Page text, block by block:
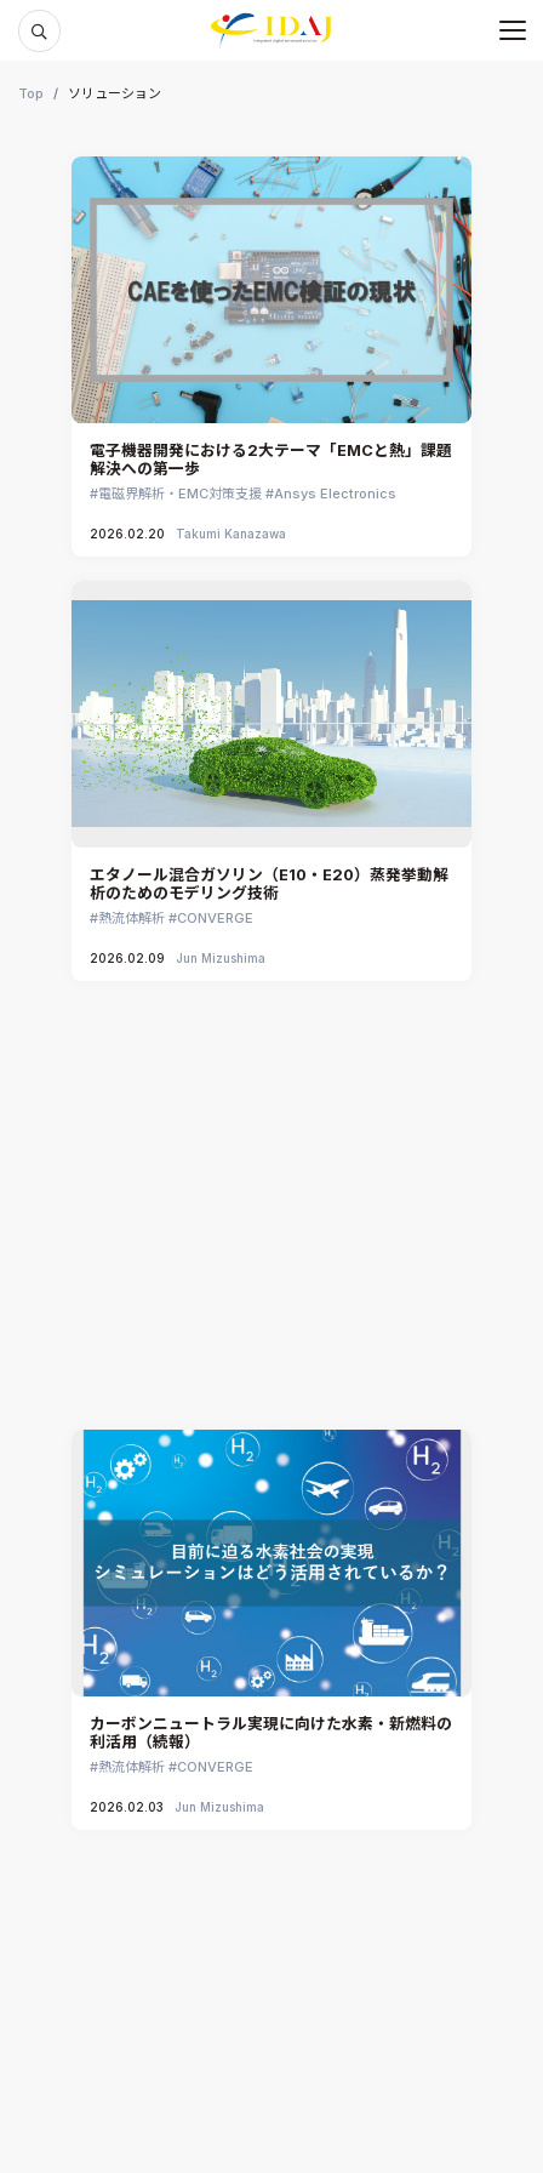
メ
Top ソリューション
電子機器開発における2大テーマ「EMCと熱」課題
解決への第一歩
電磁界解析・EMC対策支援 Ansys Electronics
2026.02.20 Takumi Kanazawa
エタノール混合ガソリン（E10・E20）蒸発挙動解
析のためのモデリング技術
熱流体解析 CONVERGE
2026.02.09 Jun Mizushima
カーボンニュートラル実現に向けた水素・新燃料の
利活用（続報）
熱流体解析 CONVERGE
2026.02.03 Jun Mizushima